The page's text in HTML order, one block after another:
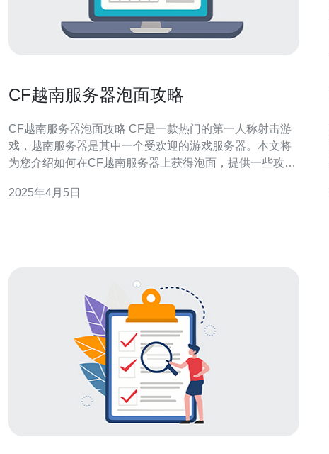
CF越南服务器泡面攻略
CF越南服务器泡面攻略 CF是一款热门的第一人称射击游
戏，越南服务器是其中一个受欢迎的游戏服务器。本文将
为您介绍如何在CF越南服务器上获得泡面，提供一些攻略
泡面需要快速的射击速度和精准的击杀能力。推荐使
2025年4月5日